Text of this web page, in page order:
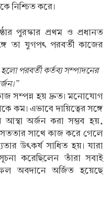
নিশ্চিত করে।
পুরস্কার প্রথম ও প্রধানত
তা যুগপৎ পরবর্তী কাজের
পরবর্তী কর্তব্য সম্পাদনের
সম্পন্ন হয় দ্রুত। মনোযোগ
কম। এভাবে দায়িত্বের সঙ্গে
আস্থা অর্জন করা সম্ভব হয়,
সততার সাথে কাজ করে গেলে
উৎকর্ষ সাধিত হয়। যারা
করেছিলেন তাঁরা সবাই
অবদানে অর্জিত হয়েছে